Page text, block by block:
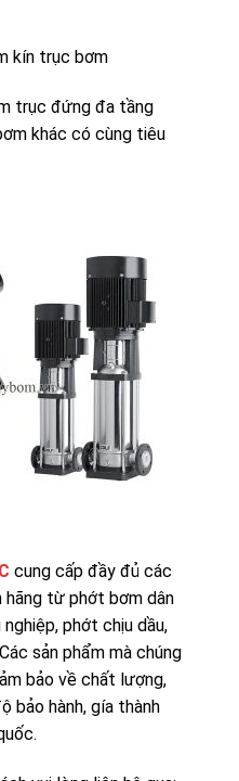
kín trục bơm
trục đứng đa tầng
khác có cùng tiêu
cung cấp đầy đủ các
hãng từ phớt bơm dân
phớt chịu dầu,
sản phẩm mà chúng
bảo về chất lượng,
bảo hành, gía thành